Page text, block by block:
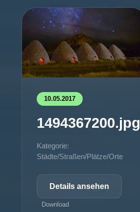
10.05.2017
1494367200.jpg
Kategorie:
Städte/Straßen/Plätze/Orte
Details ansehen
Download